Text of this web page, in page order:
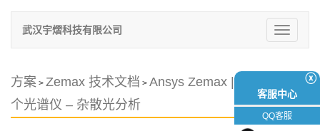
切
换
武汉宇熠科技有限公司
方案 > Zemax 技术文档 > Ansys Zemax | 如何设计一
个光谱仪 – 杂散光分析
ⓧ
客服中心
QQ客服